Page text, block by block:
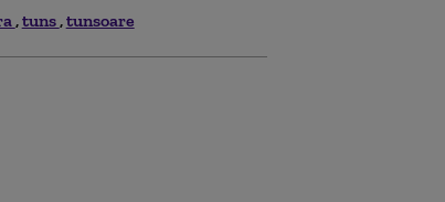
tuns tunsoare